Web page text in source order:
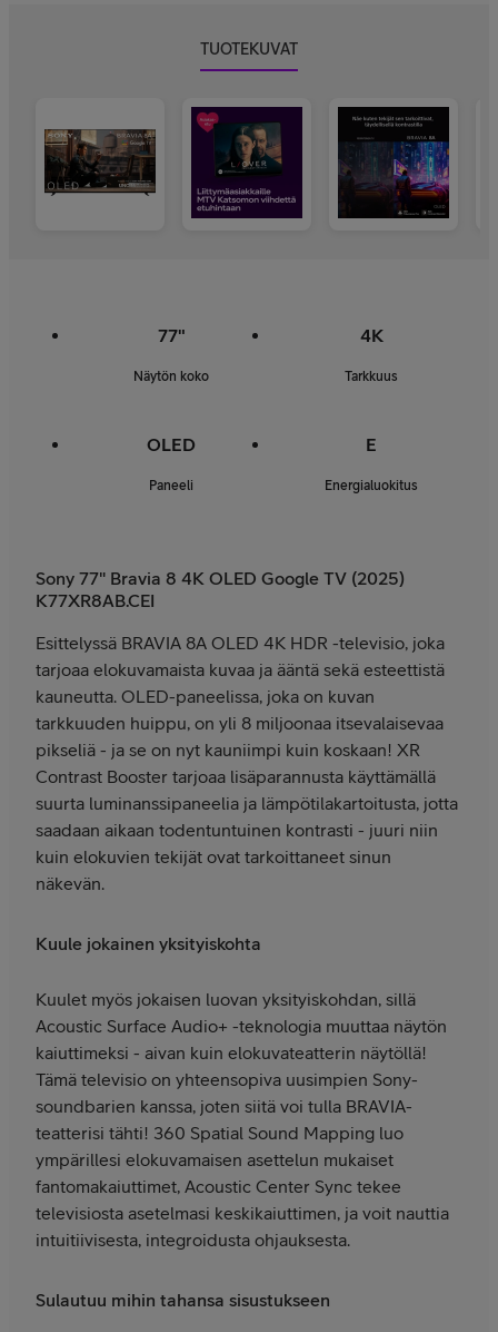
TUOTEKUVAT
77"
Näytön koko
4K
Tarkkuus
OLED
Paneeli
E
Energialuokitus
Sony 77" Bravia 8 4K OLED Google TV (2025)
K77XR8AB.CEI
Esittelyssä BRAVIA 8A OLED 4K HDR -televisio, joka
tarjoaa elokuvamaista kuvaa ja ääntä sekä esteettistä
kauneutta. OLED-paneelissa, joka on kuvan
tarkkuuden huippu, on yli 8 miljoonaa itsevalaisevaa
pikseliä - ja se on nyt kauniimpi kuin koskaan! XR
Contrast Booster tarjoaa lisäparannusta käyttämällä
suurta luminanssipaneelia ja lämpötilakartoitusta, jotta
saadaan aikaan todentuntuinen kontrasti - juuri niin
kuin elokuvien tekijät ovat tarkoittaneet sinun
näkevän.
Kuule jokainen yksityiskohta
Kuulet myös jokaisen luovan yksityiskohdan, sillä
Acoustic Surface Audio+ -teknologia muuttaa näytön
kaiuttimeksi - aivan kuin elokuvateatterin näytöllä!
Tämä televisio on yhteensopiva uusimpien Sony-
soundbarien kanssa, joten siitä voi tulla BRAVIA-
teatterisi tähti! 360 Spatial Sound Mapping luo
ympärillesi elokuvamaisen asettelun mukaiset
fantomakaiuttimet, Acoustic Center Sync tekee
televisiosta asetelmasi keskikaiuttimen, ja voit nauttia
intuitiivisesta, integroidusta ohjauksesta.
Sulautuu mihin tahansa sisustukseen